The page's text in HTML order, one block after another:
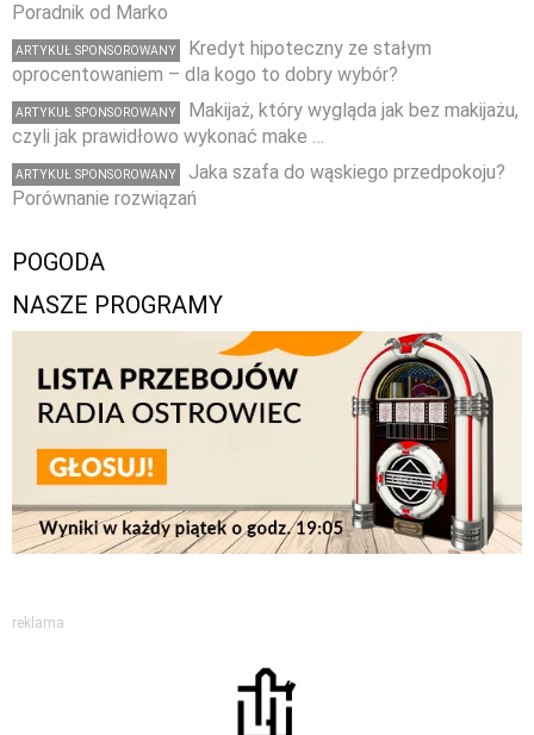
Poradnik od Marko
ARTYKUŁ SPONSOROWANY
Kredyt hipoteczny ze stałym
oprocentowaniem – dla kogo to dobry wybór?
ARTYKUŁ SPONSOROWANY
Makijaż, który wygląda jak bez makijażu,
czyli jak prawidłowo wykonać make …
ARTYKUŁ SPONSOROWANY
Jaka szafa do wąskiego przedpokoju?
Porównanie rozwiązań
POGODA
NASZE PROGRAMY
reklama